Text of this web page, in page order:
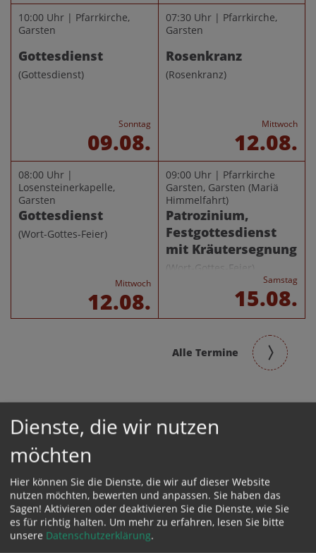
10:00 Uhr | Pfarrkirche,
Garsten
Gottesdienst
(Gottesdienst)
Sonntag
09.08.
07:30 Uhr | Pfarrkirche,
Garsten
Rosenkranz
(Rosenkranz)
Mittwoch
12.08.
08:00 Uhr |
Losensteinerkapelle,
Garsten
Gottesdienst
(Wort-Gottes-Feier)
Mittwoch
12.08.
09:00 Uhr | Pfarrkirche
Garsten, Garsten (Mariä
Himmelfahrt)
Patrozinium,
Festgottesdienst
mit Kräutersegnung
(Wort-Gottes-Feier)
Samstag
15.08.
Alle Termine
NE
19:30 Uhr | Sommerchor
der ehem. Stiftskirche
(Garsten), Garsten
19:30 Uhr |
Losensteinerkapelle,
Dienste, die wir nutzen
möchten
Hier können Sie die Dienste, die wir auf dieser Website
nutzen möchten, bewerten und anpassen. Sie haben das
Sagen! Aktivieren oder deaktivieren Sie die Dienste, wie Sie
es für richtig halten. Um mehr zu erfahren, lesen Sie bitte
unsere Datenschutzerklärung.